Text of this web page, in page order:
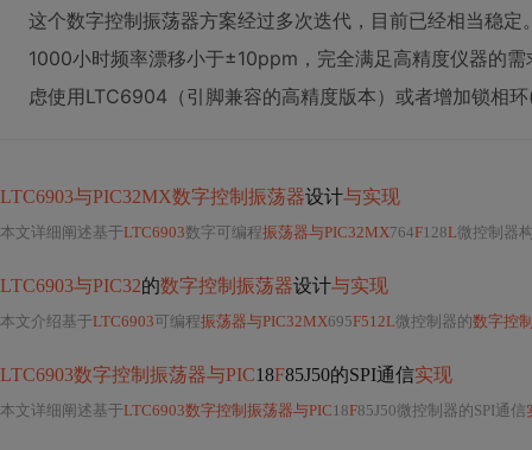
这个数字控制振荡器方案经过多次迭代，目前已经相当稳
1000小时频率漂移小于±10ppm，完全满足高精度仪器的
虑使用LTC6904（引脚兼容的高精度版本）或者增加锁相
LTC6903与PIC32MX数字控制振荡器设计与实现
本文详细阐述基于LTC6903数字可编程振荡器与PIC32MX764F128L微控制器
LTC6903与PIC32的数字控制振荡器设计与实现
本文介绍基于LTC6903可编程振荡器与PIC32MX695F512L微控制器的数字控
LTC6903数字控制振荡器与PIC18F85J50的SPI通信实现
本文详细阐述基于LTC6903数字控制振荡器与PIC 18F85J50微控制器的SPI通信